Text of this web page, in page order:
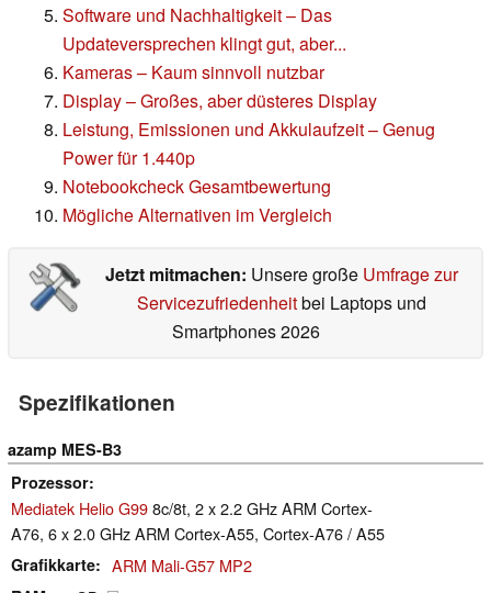
Software und Nachhaltigkeit – Das
Updateversprechen klingt gut, aber...
Kameras – Kaum sinnvoll nutzbar
Display – Großes, aber düsteres Display
Leistung, Emissionen und Akkulaufzeit – Genug
Power für 1.440p
Notebookcheck Gesamtbewertung
Mögliche Alternativen im Vergleich
Jetzt mitmachen: Unsere große Umfrage zur
Servicezufriedenheitbei Laptops und
Smartphones 2026
Spezifikationen
azamp MES-B3
Prozessor
Mediatek Helio G998c/8t, 2 x 2.2 GHz ARM Cortex-
A76, 6 x 2.0 GHz ARM Cortex-A55, Cortex-A76 / A55
Grafikkarte ARM Mali-G57 MP2